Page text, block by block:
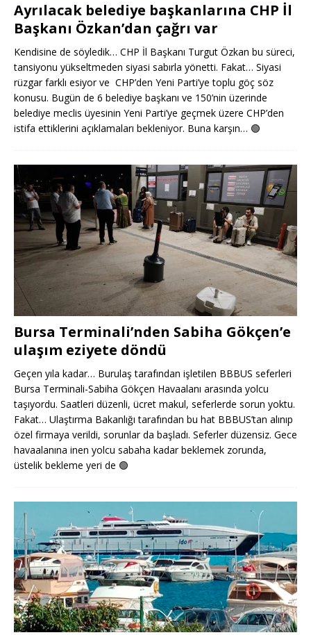
Ayrılacak belediye başkanlarına CHP İl
Başkanı Özkan’dan çağrı var
Kendisine de söyledik… CHP İl Başkanı Turgut Özkan bu süreci,
tansiyonu yükseltmeden siyasi sabırla yönetti. Fakat… Siyasi
rüzgar farklı esiyor ve CHP’den Yeni Parti’ye toplu göç söz
konusu. Bugün de 6 belediye başkanı ve 150’nin üzerinde
belediye meclis üyesinin Yeni Parti’ye geçmek üzere CHP’den
istifa ettiklerini açıklamaları bekleniyor. Buna karşın… 🟢
Bursa Terminali’nden Sabiha Gökçen’e
ulaşım eziyete döndü
Geçen yıla kadar… Burulaş tarafından işletilen BBBUS seferleri
Bursa Terminali-Sabiha Gökçen Havaalanı arasında yolcu
taşıyordu. Saatleri düzenli, ücret makul, seferlerde sorun yoktu.
Fakat… Ulaştırma Bakanlığı tarafından bu hat BBBUS’tan alınıp
özel firmaya verildi, sorunlar da başladı. Seferler düzensiz. Gece
havaalanına inen yolcu sabaha kadar beklemek zorunda,
üstelik bekleme yeri de 🟢